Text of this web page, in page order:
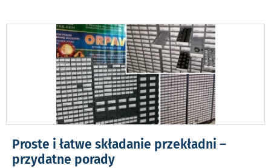
Proste i łatwe składanie przekładni –
przydatne porady